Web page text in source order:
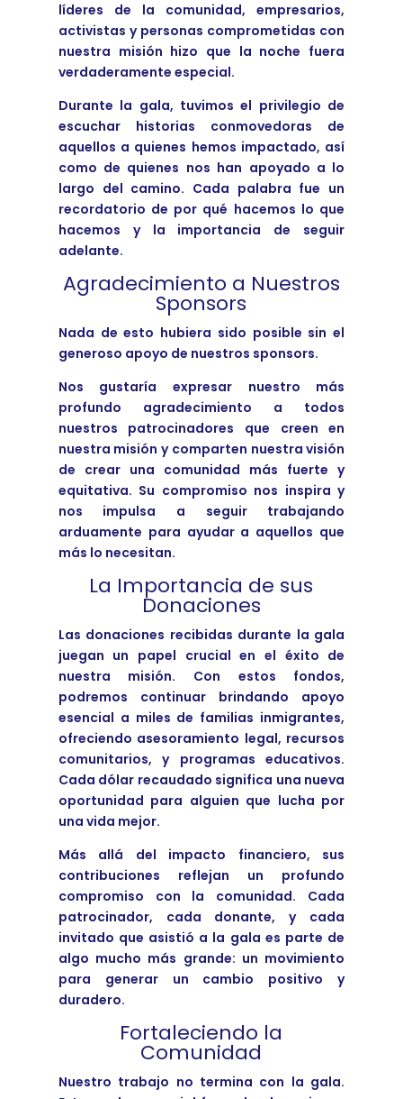
líderes de la comunidad, empresarios,
activistas y personas comprometidas con
nuestra misión hizo que la noche fuera
verdaderamente especial.
Durante la gala, tuvimos el privilegio de
escuchar historias conmovedoras de
aquellos a quienes hemos impactado, así
como de quienes nos han apoyado a lo
largo del camino. Cada palabra fue un
recordatorio de por qué hacemos lo que
hacemos y la importancia de seguir
adelante.
Agradecimiento a Nuestros
Sponsors
Nada de esto hubiera sido posible sin el
generoso apoyo de nuestros sponsors.
Nos gustaría expresar nuestro más
profundo agradecimiento a todos
nuestros patrocinadores que creen en
nuestra misión y comparten nuestra visión
de crear una comunidad más fuerte y
equitativa. Su compromiso nos inspira y
nos impulsa a seguir trabajando
arduamente para ayudar a aquellos que
más lo necesitan.
La Importancia de sus
Donaciones
Las donaciones recibidas durante la gala
juegan un papel crucial en el éxito de
nuestra misión. Con estos fondos,
podremos continuar brindando apoyo
esencial a miles de familias inmigrantes,
ofreciendo asesoramiento legal, recursos
comunitarios, y programas educativos.
Cada dólar recaudado significa una nueva
oportunidad para alguien que lucha por
una vida mejor.
Más allá del impacto financiero, sus
contribuciones reflejan un profundo
compromiso con la comunidad. Cada
patrocinador, cada donante, y cada
invitado que asistió a la gala es parte de
algo mucho más grande: un movimiento
para generar un cambio positivo y
duradero.
Fortaleciendo la
Comunidad
Nuestro trabajo no termina con la gala.